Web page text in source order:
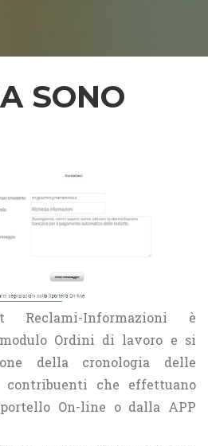
SONO
Informazioni è
Ordini di lavoro e si
della cronologia delle
che effettuano
On-line o dalla APP